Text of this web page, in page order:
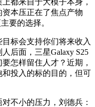
本压正在了焦点产物
要的选择。
标会支持你们将来收入
后面，三星Galaxy S25
怎样留住人才？近期，
投入的标的目的，但可
不小的压力，刘德兵：